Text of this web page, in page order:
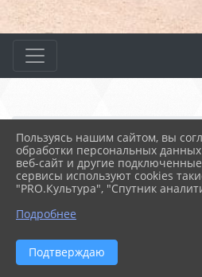
Главная МЕРОПРИЯТИЯ
V Межрегиональная конф...
24.04.2026 08:40
V
Пользуясь нашим сайтом, вы
обработки персональных
веб-сайт и другие
сервисы используют cookies
"PRO.Культура", "Спутник
Подробнее
Подтверждаю